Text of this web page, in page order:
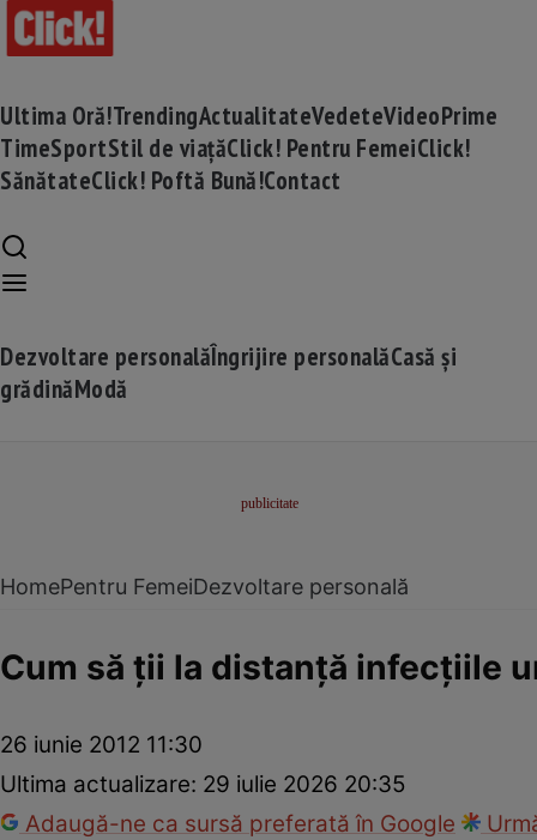
Ultima Oră!TrendingActualitateVedeteVideoPrime
TimeSportStil de viațăClick! Pentru FemeiClick!
SănătateClick! Poftă Bună!Contact
Dezvoltare personalăÎngrijire personalăCasă și
grădinăModă
HomePentru FemeiDezvoltare personală
Cum să ţii la distanţă infecţiile
26 iunie 2012 11:30
Ultima actualizare: 29 iulie 2026 20:35
Adaugă-ne ca sursă preferată în Google